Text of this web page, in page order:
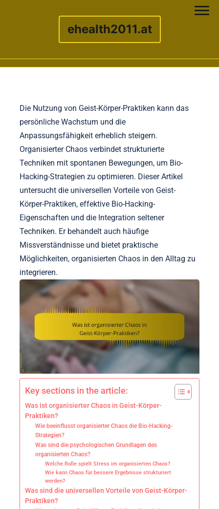
ehealth2011.at
Die Nutzung von Geist-Körper-Praktiken kann das
persönliche Wachstum und die
Anpassungsfähigkeit erheblich steigern.
Organisierter Chaos verbindet strukturierte
Techniken mit spontanen Bewegungen, um Bio-
Hacking-Strategien zu optimieren. Dieser Artikel
untersucht die universellen Vorteile von Geist-
Körper-Praktiken, effektive Bio-Hacking-
Eigenschaften und die Integration seltener
Techniken. Er behandelt auch häufige
Missverständnisse und bietet praktische
Möglichkeiten, organisierten Chaos in den Alltag zu
integrieren.
Key sections in the article:
Was ist organisierter Chaos in Geist-Körper-
Praktiken?
Wie beeinflusst organisierter Chaos die Bio-Hacking-
Strategien?
Was sind die psychologischen Grundlagen des
organisierten Chaos?
Welche Rolle spielt Stress im organisierten Chaos?
Wie kann Chaos für bessere Ergebnisse strukturiert
werden?
Was sind die universellen Vorteile von Geist-Körper-
Praktiken?